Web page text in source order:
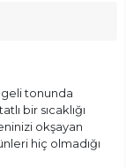
tonunda
bir sıcaklığı
okşayan
hiç olmadığı